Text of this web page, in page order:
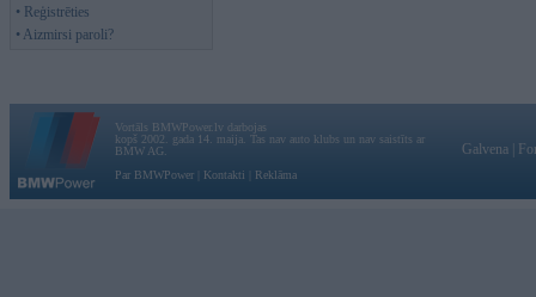
• Reģistrēties
• Aizmirsi paroli?
Vortāls BMWPower.lv darbojas
kopš 2002. gada 14. maija. Tas nav auto klubs un nav saistīts ar
BMW AG.
Par BMWPower
Kontakti Reklāma
Galvena